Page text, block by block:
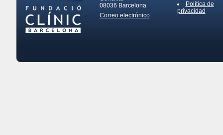
08036 Barcelona
Correo electrónico
Política de
privacidad